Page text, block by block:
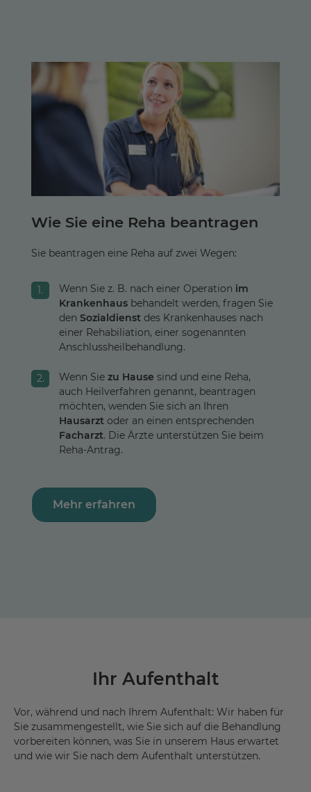
Wie Sie eine Reha beantragen
Sie beantragen eine Reha auf zwei Wegen:
Wenn Sie z. B. nach einer Operation im
Krankenhaus behandelt werden, fragen Sie
den Sozialdienst des Krankenhauses nach
einer Rehabiliation, einer sogenannten
Anschlussheilbehandlung.
Wenn Sie zu Hause sind und eine Reha,
auch Heilverfahren genannt, beantragen
möchten, wenden Sie sich an Ihren
Hausarzt oder an einen entsprechenden
Facharzt. Die Ärzte unterstützen Sie beim
Reha-Antrag.
Mehr erfahren
Ihr Aufenthalt
Vor, während und nach Ihrem Aufenthalt: Wir haben für
Sie zusammengestellt, wie Sie sich auf die Behandlung
vorbereiten können, was Sie in unserem Haus erwartet
und wie wir Sie nach dem Aufenthalt unterstützen.